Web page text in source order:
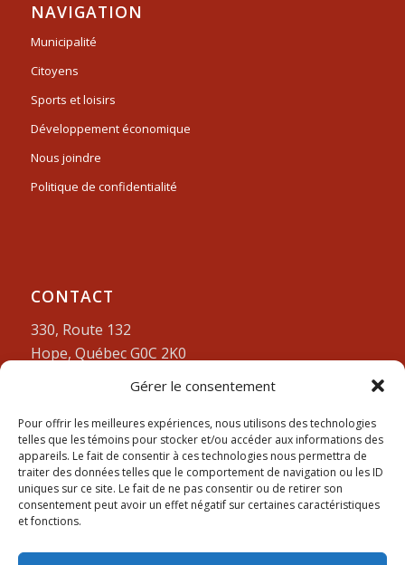
Gérer le consentement
Pour offrir les meilleures expériences, nous utilisons des technologies
telles que les témoins pour stocker et/ou accéder aux informations des
appareils. Le fait de consentir à ces technologies nous permettra de
traiter des données telles que le comportement de navigation ou les ID
uniques sur ce site. Le fait de ne pas consentir ou de retirer son
consentement peut avoir un effet négatif sur certaines caractéristiques
et fonctions.
NAVIGATION
Municipalité
Citoyens
Sports et loisirs
Développement économique
Nous joindre
Politique de confidentialité
CONTACT
330, Route 132
Hope, Québec G0C 2K0
Lundi-vendredi:9am à 4pm